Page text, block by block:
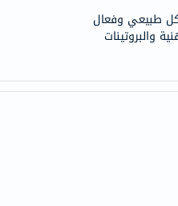
طبيعي وفعال
والبروتينات